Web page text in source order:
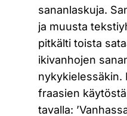
sananlaskuja.
ja muusta
pitkälti toista
ikivanhojen
nykykielessäkin.
fraasien
tavalla: